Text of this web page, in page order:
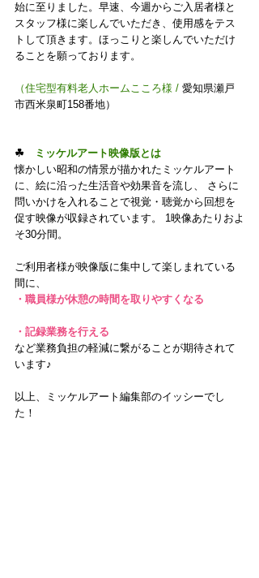
始に至りました。早速、今週からご入居者様と
スタッフ様に楽しんでいただき、使用感をテス
トして頂きます。ほっこりと楽しんでいただけ
ることを願っております。
（住宅型有料老人ホームこころ様 / 愛知県瀬戸
市西米泉町158番地）
☘
ミッケルアート映像版とは
懐かしい昭和の情景が描かれたミッケルアート
に、絵に沿った生活音や効果音を流し、 さらに
問いかけを入れることで視覚・聴覚から回想を
促す映像が収録されています。 1映像あたりおよ
そ30分間。
ご利用者様が映像版に集中して楽しまれている
間に、
・職員様が休憩の時間を取りやすくなる
・記録業務を行える
など業務負担の軽減に繋がることが期待されて
います♪
以上、ミッケルアート編集部のイッシーでし
た！